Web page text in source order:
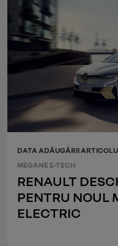
DATA ADĂUGĂRII
MEGANE E-TECH
RENAULT
PENTRU NOUL
ELECTRIC